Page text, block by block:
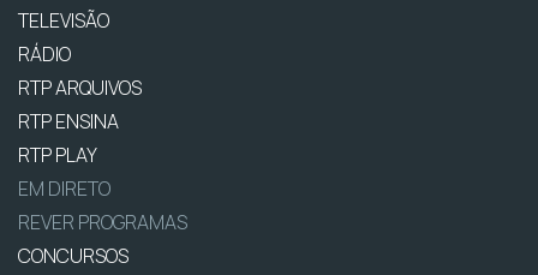
TELEVISÃO
RÁDIO
RTP ARQUIVOS
RTP ENSINA
RTP PLAY
EM DIRETO
REVER PROGRAMAS
CONCURSOS